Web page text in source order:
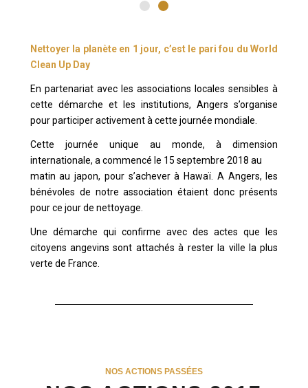
Nettoyer la planète en 1 jour, c’est le pari fou du World
Clean Up Day
En partenariat avec les associations locales sensibles à
cette démarche et les institutions, Angers s’organise
pour participer activement à cette journée mondiale.
Cette journée unique au monde, à dimension
internationale, a commencé le 15 septembre 2018 au
matin au japon, pour s’achever à Hawaï. A Angers, les
bénévoles de notre association étaient donc présents
pour ce jour de nettoyage.
Une démarche qui confirme avec des actes que les
citoyens angevins sont attachés à rester la ville la plus
verte de France.
NOS ACTIONS PASSÉES